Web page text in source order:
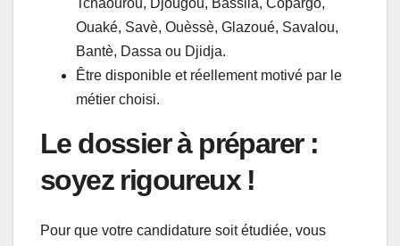
Ouaké, Savè, Ouèssè, Glazoué, Savalou,
Bantè, Dassa ou Djidja.
Être disponible et réellement motivé par le
métier choisi.
Le dossier à préparer :
soyez rigoureux !
Pour que votre candidature soit étudiée, vous